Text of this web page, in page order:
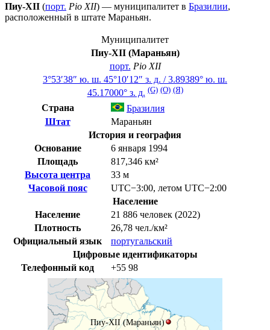
Пиу-XII (порт. Pio XII) — муниципалитет в Бразилии,
расположенный в штате Мараньян.
Муниципалитет
Пиу-XII (Мараньян)
порт. Pio XII
3°53′38″ ю. ш. 45°10′12″ з. д. /3.89389° ю. ш.
45.17000° з. д. (G) (O) (Я)
Страна
Бразилия
Штат
Мараньян
История и география
Основание
6 января 1994
Площадь
817,346 км²
Высота центра
33 м
Часовой пояс
UTC−3:00, летом UTC−2:00
Население
Население
21 886 человек (2022)
Плотность
26,78 чел./км²
Официальный язык
португальский
Цифровые идентификаторы
Телефонный код
+55 98
Пиу-XII (Мараньян)